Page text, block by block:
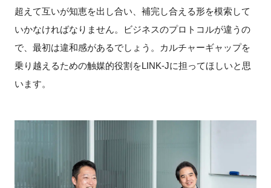
超えて互いが知恵を出し合い、補完し合える形を模索して
いかなければなりません。ビジネスのプロトコルが違うの
で、最初は違和感があるでしょう。カルチャーギャップを
乗り越えるための触媒的役割をLINK-Jに担ってほしいと思
います。